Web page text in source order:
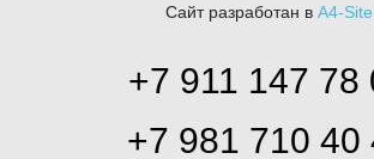
Сайт разработан в A4-Site
+7 911 147 78
+7 981 710 40